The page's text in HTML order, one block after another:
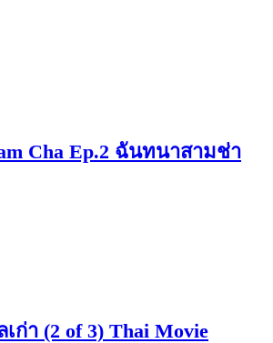
Cha Ep.2 ฉันทนาสามช่า
ก่า (2 of 3) Thai Movie